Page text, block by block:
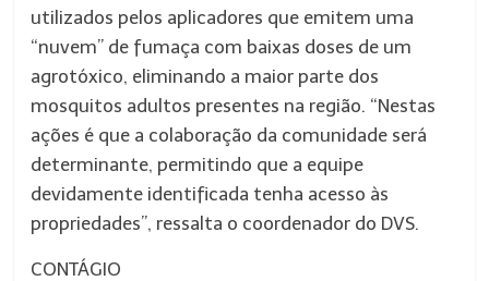
utilizados pelos aplicadores que emitem uma
“nuvem” de fumaça com baixas doses de um
agrotóxico, eliminando a maior parte dos
mosquitos adultos presentes na região. “Nestas
ações é que a colaboração da comunidade será
determinante, permitindo que a equipe
devidamente identificada tenha acesso às
propriedades”, ressalta o coordenador do DVS.
CONTÁGIO